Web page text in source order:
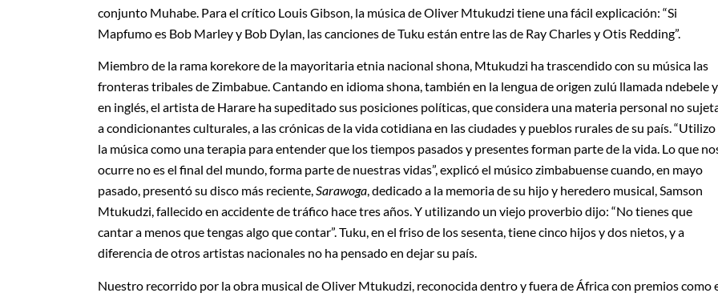
conjunto Muhabe. Para el crítico Louis Gibson, la música de Oliver Mtukudzi tiene una fácil explicación: “Si
Mapfumo es Bob Marley y Bob Dylan, las canciones de Tuku están entre las de Ray Charles y Otis Redding”.
Miembro de la rama korekore de la mayoritaria etnia nacional shona, Mtukudzi ha trascendido con su música las
fronteras tribales de Zimbabue. Cantando en idioma shona, también en la lengua de origen zulú llamada ndebele y
en inglés, el artista de Harare ha supeditado sus posiciones políticas, que considera una materia personal no
a condicionantes culturales, a las crónicas de la vida cotidiana en las ciudades y pueblos rurales de su país. “Utilizo
la música como una terapia para entender que los tiempos pasados y presentes forman parte de la vida. Lo que
ocurre no es el final del mundo, forma parte de nuestras vidas”, explicó el músico zimbabuense cuando, en mayo
pasado, presentó su disco más reciente,Sarawoga, dedicado a la memoria de su hijo y heredero musical, Samson
Mtukudzi, fallecido en accidente de tráfico hace tres años. Y utilizando un viejo proverbio dijo: “No tienes que
cantar a menos que tengas algo que contar”. Tuku, en el friso de los sesenta, tiene cinco hijos y dos nietos, y a
diferencia de otros artistas nacionales no ha pensado en dejar su país.
Nuestro recorrido por la obra musical de Oliver Mtukudzi, reconocida dentro y fuera de África con premios como